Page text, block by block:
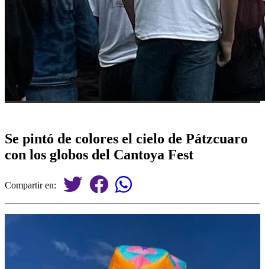
Se pintó de colores el cielo de Pátzcuaro
con los globos del Cantoya Fest
Compartir en: